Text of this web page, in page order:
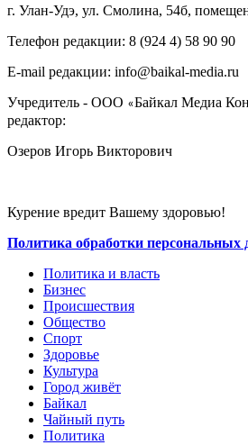
г. Улан-Удэ, ул. Смолина, 54б,
Телефон редакции: ‎‎8 (924 4) 58 90 90
E-mail редакции: info@baikal-media.ru
Учредитель - ООО «Байкал Медиа
редактор:
Озеров Игорь Викторович
Курение вредит Вашему здоровью!
Политика обработки персональных
Политика и власть
Бизнес
Происшествия
Общество
Cпорт
Здоровье
Культура
Город живёт
Байкал
Чайный путь
Политика